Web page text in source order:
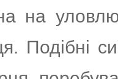
на
Подібні